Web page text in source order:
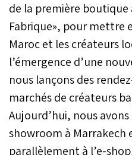
de la première boutique
Fabrique», pour mettre
Maroc et les créateurs
l’émergence d’une
nous lançons des
marchés de créateurs
Aujourd’hui, nous
showroom à Marrakech
parallèlement à l’e-